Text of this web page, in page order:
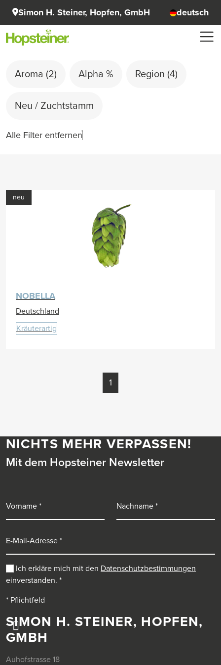
Simon H. Steiner, Hopfen, GmbH deutsch
Aroma (2) Alpha % Region (4)
Neu / Zuchtstamm
Alle Filter entfernen
neu
NOBELLA
Deutschland
Kräuterartig
1
SIMON H. STEINER, HOPFEN,
GMBH
Auhofstrasse 18
NICHTS MEHR VERPASSEN!
Mit dem Hopsteiner Newsletter
Ich erkläre mich mit den Datenschutzbestimmungen
einverstanden. *
* Pflichtfeld